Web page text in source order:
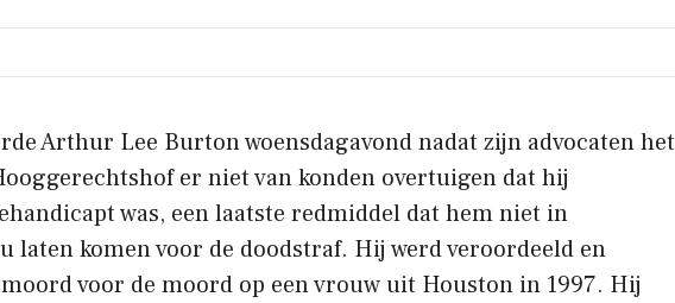
Arthur Lee Burton woensdagavond nadat zijn advocaten het
er niet van konden overtuigen dat hij
was, een laatste redmiddel dat hem niet in
laten komen voor de doodstraf. Hij werd veroordeeld en
voor de moord op een vrouw uit Houston in 1997. Hij